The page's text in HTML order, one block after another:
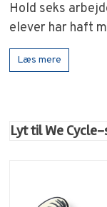
Hold seks
elever har haft
Læs mere
Lyt til We